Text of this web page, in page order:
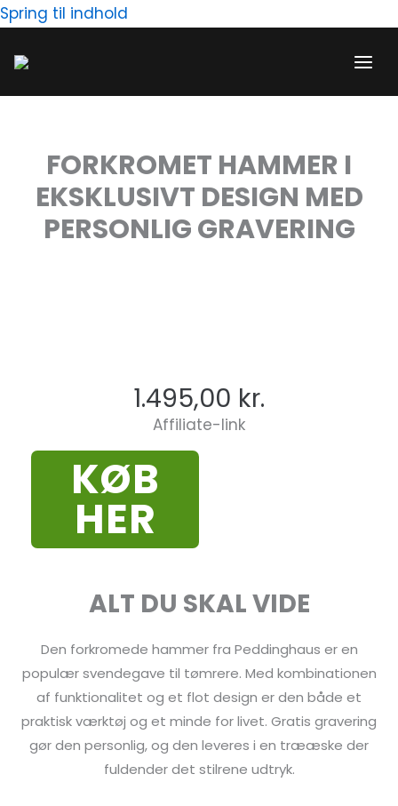
Spring til indhold
FORKROMET HAMMER I
EKSKLUSIVT DESIGN MED
PERSONLIG GRAVERING
1.495,00 kr.
Affiliate-link
KØB
HER
ALT DU SKAL VIDE
Den forkromede hammer fra Peddinghaus er en
populær svendegave til tømrere. Med kombinationen
af funktionalitet og et flot design er den både et
praktisk værktøj og et minde for livet. Gratis gravering
gør den personlig, og den leveres i en trææske der
fuldender det stilrene udtryk.